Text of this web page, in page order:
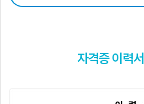
자격증 이력서